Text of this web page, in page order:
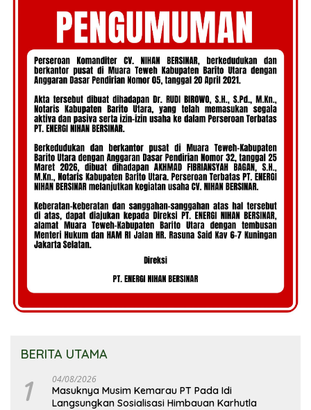
BERITA UTAMA
1 04/08/2026
Masuknya Musim Kemarau PT Pada Idi
Langsungkan Sosialisasi Himbauan Karhutla